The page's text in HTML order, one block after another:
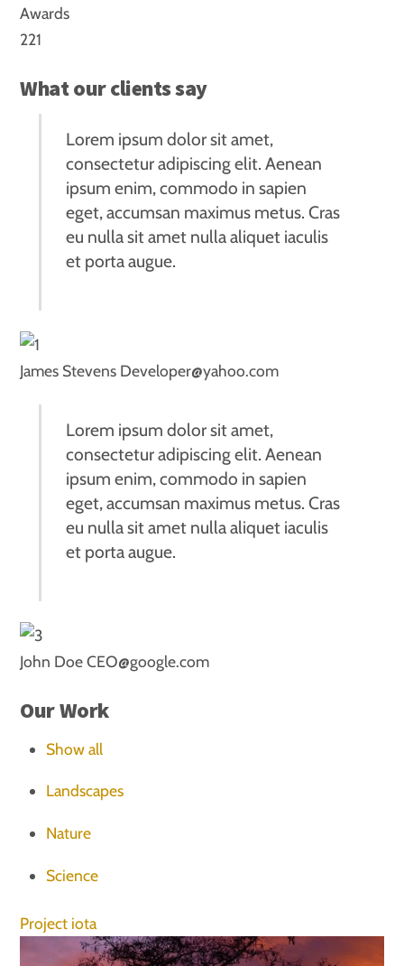
Awards
221
What our clients say
Lorem ipsum dolor sit amet,
consectetur adipiscing elit. Aenean
ipsum enim, commodo in sapien
eget, accumsan maximus metus. Cras
eu nulla sit amet nulla aliquet iaculis
et porta augue.
James Stevens Developer@yahoo.com
Lorem ipsum dolor sit amet,
consectetur adipiscing elit. Aenean
ipsum enim, commodo in sapien
eget, accumsan maximus metus. Cras
eu nulla sit amet nulla aliquet iaculis
et porta augue.
John DoeCEO@google.com
Our Work
Show all
Landscapes
Nature
Science
Project iota